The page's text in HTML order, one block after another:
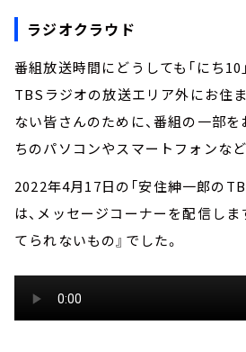
ラジオクラウド
番組放送時間にどうしても「にち10
TBSラジオの放送エリア外にお住
ない皆さんのために、番組の一部
ちのパソコンやスマートフォンな
2022年4月17日の「安住紳一郎の
は、メッセージコーナーを配信しま
てられないもの』でした。